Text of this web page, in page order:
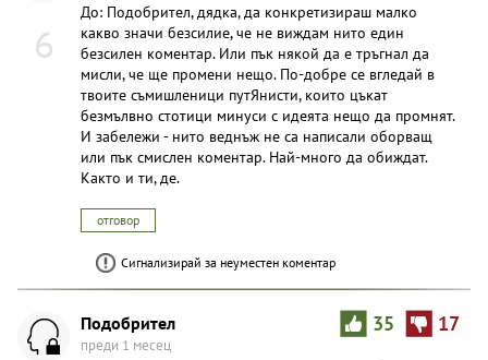
6
До: Подобрител, дядка, да конкретизираш малко
какво значи безсилие, че не виждам нито един
безсилен коментар. Или пък някой да е тръгнал да
мисли, че ще промени нещо. По-добре се вгледай в
твоите съмишленици путЯнисти, които цъкат
безмълвно стотици минуси с идеята нещо да промнят.
И забележи - нито веднъж не са написали оборващ
или пък смислен коментар. Най-много да обиждат.
Както и ти, де.
отговор
Сигнализирай за неуместен коментар
35 17
Подобрител
преди 1 месец